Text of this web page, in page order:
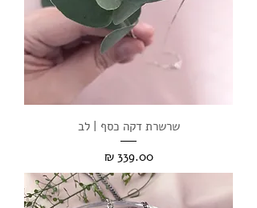
שרשרת דקה כסף | לב
מחיר‏339.00 ‏₪